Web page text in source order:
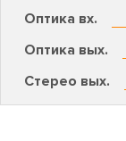
Оптика вх.
Оптика вых.
Стерео вых.